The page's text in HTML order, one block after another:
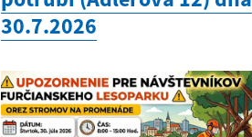
30.7.2026